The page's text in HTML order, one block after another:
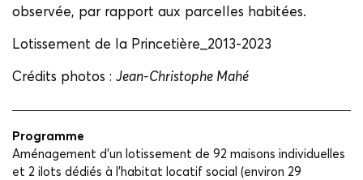
observée, par rapport aux parcelles habitées.
Lotissement de la Princetière_2013-2023
Crédits photos : Jean-Christophe Mahé
Programme
Aménagement d'un lotissement de 92 maisons individuelles
et 2 ilots dédiés à l'habitat locatif social (environ 29